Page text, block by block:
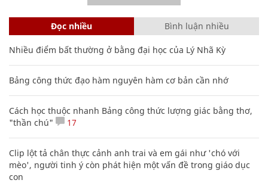
Đọc nhiều Bình luận nhiều
Nhiều điểm bất thường ở bằng đại học của Lý Nhã Kỳ
Bảng công thức đạo hàm nguyên hàm cơ bản cần nhớ
Cách học thuộc nhanh Bảng công thức lượng giác bằng thơ,
"thần chú"
17
Clip lột tả chân thực cảnh anh trai và em gái như 'chó với
mèo', người tinh ý còn phát hiện một vấn đề trong giáo dục
con